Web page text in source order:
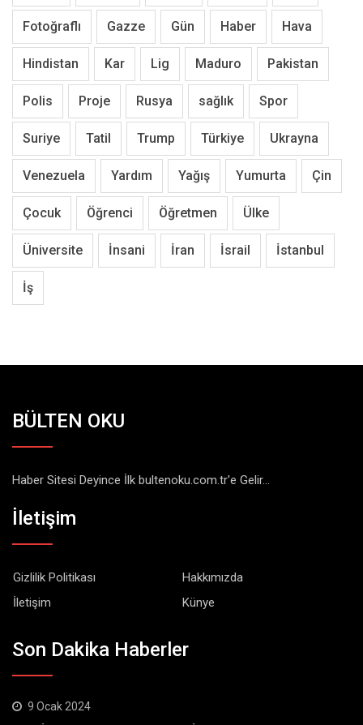
Fotoğraflı Gazze Gün Haber Hava
Hindistan Kar Lig Maduro Pakistan
Polis Proje Rusya sağlık Spor
Suriye Tatil Trump Türkiye Ukrayna
Venezuela Yardım Yağış Yumurta Çin
Çocuk Öğrenci Öğretmen Ülke
Üniversite İnsani İran İsrail İstanbul
İş
BÜLTEN OKU
Haber Sitesi Deyince İlk bultenoku.com.tr'e Gelir...
İletişim
Gizlilik Politikası
Hakkımızda
İletişim
Künye
Son Dakika Haberler
9 Ocak 2024